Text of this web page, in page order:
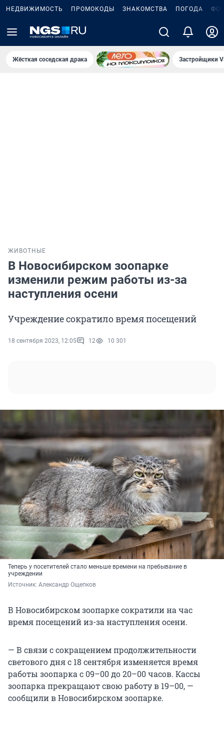
НЕДВИЖИМОСТЬ ПРОМОКОДЫ ЗНАКОМСТВА ПОГОДА
Жёсткая соседская драка Застройщики
ЖИВОТНЫЕ
В Новосибирском зоопарке
изменили режим работы из-за
наступления осени
Учреждение сократило время посещений
18 сентября 2023, 12:05 12 10 301
Теперь у посетителей стало меньше времени на пребывание в
учреждении
Источник: Александр Ощепков
В Новосибирском зоопарке сократили на час
время посещений из-за наступления осени.
— В связи с сокращением продолжительности
светового дня с 18 сентября изменяется время
работы зоопарка с 09–00 до 20–00 часов. Кассы
зоопарка прекращают свою работу в 19–00, —
сообщили в Новосибирском зоопарке.